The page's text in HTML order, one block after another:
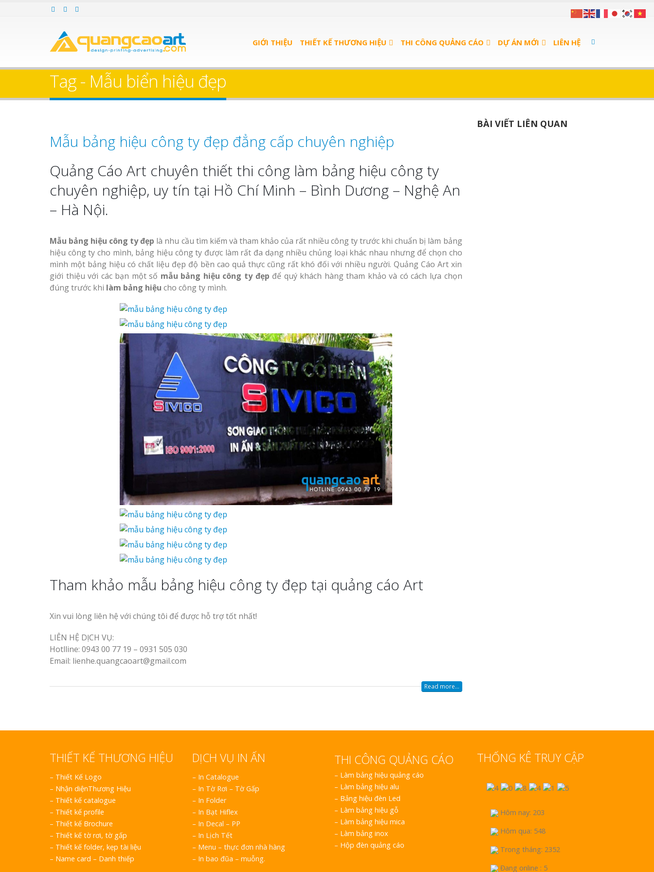
GIỚI THIỆU THIẾT KẾ THƯƠNG HIỆU THI CÔNG QUẢNG CÁO DỰ ÁN MỚI LIÊN HỆ
Tag - Mẫu biển hiệu đẹp
Mẫu bảng hiệu công ty đẹp đẳng cấp chuyên nghiệp
Quảng Cáo Art chuyên thiết thi công làm bảng hiệu công ty
chuyên nghiệp, uy tín tại Hồ Chí Minh – Bình Dương – Nghệ An
– Hà Nội.
Mẫu bảng hiệu công ty đẹp là nhu cầu tìm kiếm và tham khảo của rất nhiều công ty trước khi chuẩn bị làm bảng
hiệu công ty cho mình, bảng hiệu công ty được làm rất đa dạng nhiều chủng loại khác nhau nhưng để chọn cho
mình một bảng hiệu có chất liệu đẹp độ bền cao quả thực cũng rất khó đối với nhiều người. Quảng Cáo Art xin
giới thiệu với các bạn một số mẫu bảng hiệu công ty đẹp để quý khách hàng tham khảo và có cách lựa chọn
đúng trước khi làm bảng hiệu cho công ty mình.
Tham khảo mẫu bảng hiệu công ty đẹp tại quảng cáo Art
Xin vui lòng liên hệ với chúng tôi để được hỗ trợ tốt nhất!
LIÊN HỆ DỊCH VỤ:
Hotlline: 0943 00 77 19 – 0931 505 030
Email: lienhe.quangcaoart@gmail.com
Read more...
BÀI VIẾT LIÊN QUAN
THIẾT KẾ THƯƠNG HIỆU
– Thiết Kế Logo
– Nhận diệnThương Hiệu
– Thiết kế catalogue
– Thiết kế profile
– Thiết kế Brochure
– Thiết kế tờ rơi, tờ gấp
– Thiết kế folder, kẹp tài liệu
– Name card – Danh thiếp
DỊCH VỤ IN ẤN
– In Catalogue
– In Tờ Rơi – Tờ Gấp
– In Folder
– In Bạt Hiflex
– In Decal – PP
– In Lịch Tết
– Menu – thực đơn nhà hàng
– In bao đũa – muỗng.
THI CÔNG QUẢNG CÁO
– Làm bảng hiệu quảng cáo
– Làm bảng hiệu alu
– Bảng hiệu đèn Led
– Làm bảng hiệu gỗ
– Làm bảng hiệu mica
– Làm bảng inox
– Hộp đèn quảng cáo
THỐNG KÊ TRUY CẬP
Hôm nay: 203
Hôm qua: 548
Trong tháng: 2352
Đang online : 5